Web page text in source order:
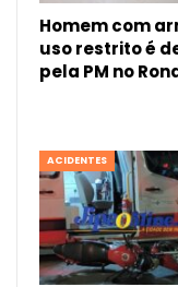
Homem com
uso restrito é
pela PM no
ACIDENTES